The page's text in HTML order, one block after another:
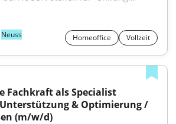
Neuss Homeoffice Vollzeit
Fachkraft als Specialist
& Optimierung /
(m/w/d)